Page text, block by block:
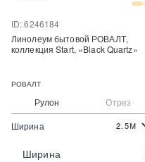
Рулон Отрез
ID: 6246184
Цена:
Линолеум бытовой РОВАЛТ,
коллекция Start, «Black Quartz»
РОВАЛТ
Ширина 2.5М
Ширина